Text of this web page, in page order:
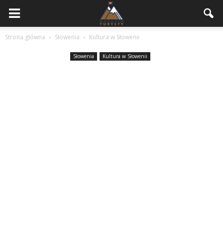
Strona główna Słowenia Kultura w Słowenii
Słowenia Kultura w Słowenii